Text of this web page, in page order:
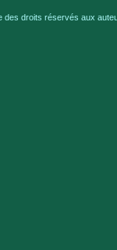
des droits réservés aux